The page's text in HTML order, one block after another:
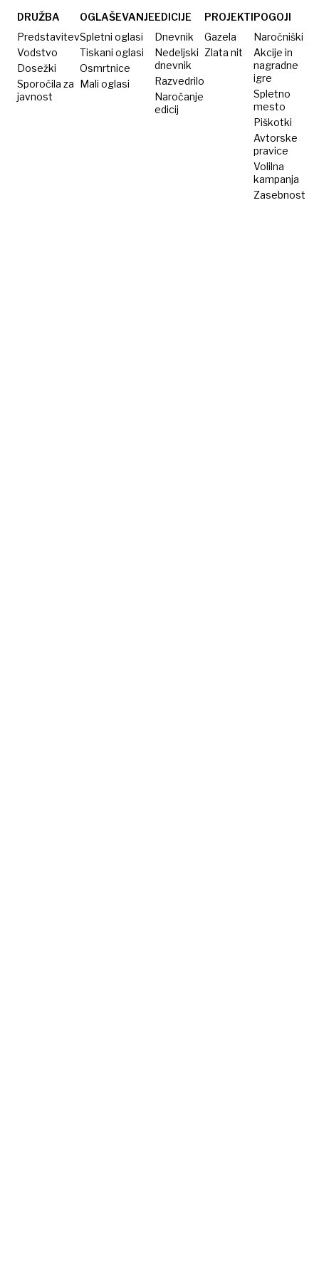
nosoroga
namerno
izniči
otrokov
trud?«
DRUŽBA
Predstavitev
Vodstvo
Dosežki
Sporočila za
javnost
OGLAŠEVANJE
Spletni oglasi
Tiskani oglasi
Osmrtnice
Mali oglasi
EDICIJE
Dnevnik
Nedeljski
dnevnik
Razvedrilo
Naročanje
edicij
PROJEKTI
Gazela
Zlata nit
POGOJI
Naročniški
Akcije in
nagradne
igre
Spletno
mesto
Piškotki
Avtorske
pravice
Volilna
kampanja
Zasebnost